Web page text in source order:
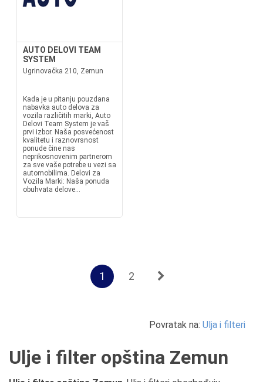
AUTO DELOVI TEAM
SYSTEM
Ugrinovačka 210, Zemun
Kada je u pitanju pouzdana
nabavka auto delova za
vozila različitih marki, Auto
Delovi Team System je vaš
prvi izbor. Naša posvećenost
kvalitetu i raznovrsnost
ponude čine nas
neprikosnovenim partnerom
za sve vaše potrebe u vezi sa
automobilima. Delovi za
Vozila Marki: Naša ponuda
obuhvata delove...
1 2
Povratak na: Ulja i filteri
Ulje i filter opština Zemun